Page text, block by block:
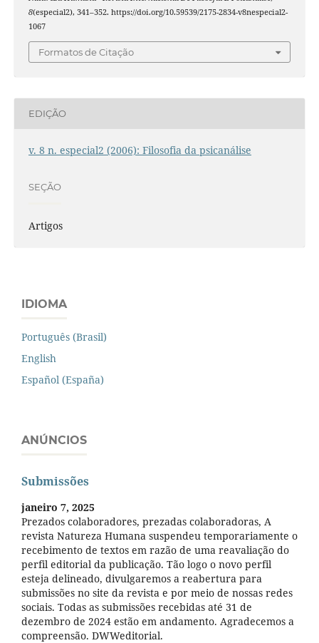
8(especial2), 341–352. https://doi.org/10.59539/2175-2834-v8nespecial2-
1067
Formatos de Citação
EDIÇÃO
v. 8 n. especial2 (2006): Filosofia da psicanálise
SEÇÃO
Artigos
IDIOMA
Português (Brasil)
English
Español (España)
ANÚNCIOS
Submissões
janeiro 7, 2025
Prezados colaboradores, prezadas colaboradoras, A
revista Natureza Humana suspendeu temporariamente o
recebimento de textos em razão de uma reavaliação do
perfil editorial da publicação. Tão logo o novo perfil
esteja delineado, divulgaremos a reabertura para
submissões no site da revista e por meio de nossas redes
sociais. Todas as submissões recebidas até 31 de
dezembro de 2024 estão em andamento. Agradecemos a
compreensão. DWWeditorial.